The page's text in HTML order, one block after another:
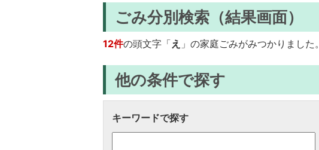
ごみ分別検索 （結果画面）
12件の頭文字「え 」の家庭ごみがみつかりました。
他の条件で探す
キーワードで探す